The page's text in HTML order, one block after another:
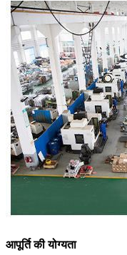
आपूर्ति की योग्यता